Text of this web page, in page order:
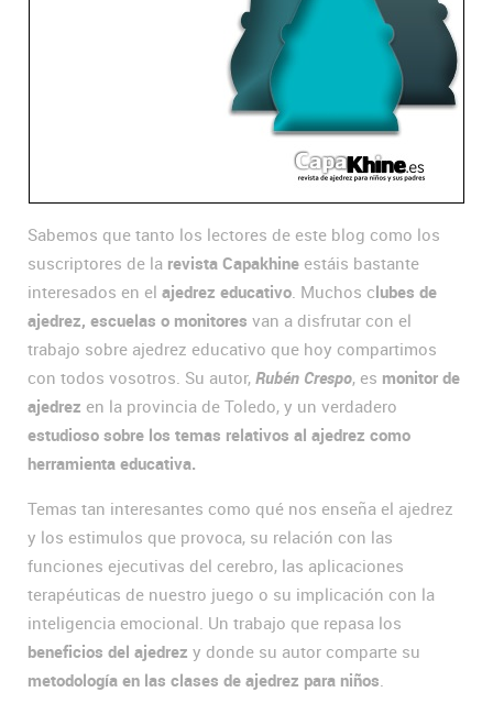
Sabemos que tanto los lectores de este blog como los
suscriptores de la revista Capakhine estáis bastante
interesados en el ajedrez educativo. Muchos clubes de
ajedrez, escuelas o monitores van a disfrutar con el
trabajo sobre ajedrez educativo que hoy compartimos
con todos vosotros. Su autor, Rubén Crespo, es monitor de
ajedrez en la provincia de Toledo, y un verdadero
estudioso sobre los temas relativos al ajedrez como
herramienta educativa.
Temas tan interesantes como qué nos enseña el ajedrez
y los estimulos que provoca, su relación con las
funciones ejecutivas del cerebro, las aplicaciones
terapéuticas de nuestro juego o su implicación con la
inteligencia emocional. Un trabajo que repasa los
beneficios del ajedrez y donde su autor comparte su
metodología en las clases de ajedrez para niños.